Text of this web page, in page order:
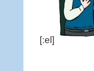
[:el]